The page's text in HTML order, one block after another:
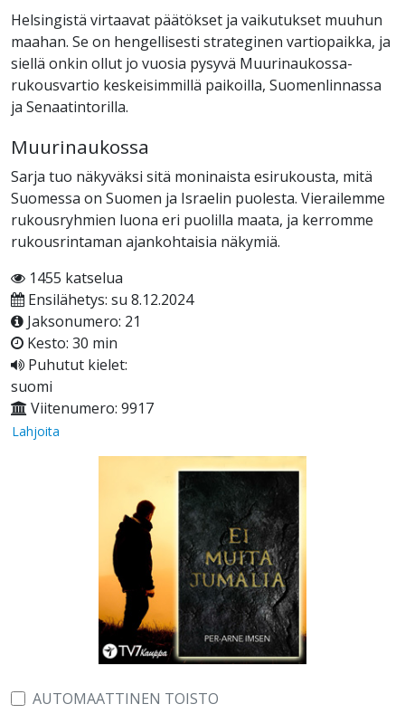
Helsingistä virtaavat päätökset ja vaikutukset muuhun
maahan. Se on hengellisesti strateginen vartiopaikka, ja
siellä onkin ollut jo vuosia pysyvä Muurinaukossa-
rukousvartio keskeisimmillä paikoilla, Suomenlinnassa
ja Senaatintorilla.
Muurinaukossa
Sarja tuo näkyväksi sitä moninaista esirukousta, mitä
Suomessa on Suomen ja Israelin puolesta. Vierailemme
rukousryhmien luona eri puolilla maata, ja kerromme
rukousrintaman ajankohtaisia näkymiä.
1455 katselua
Ensilähetys: su 8.12.2024
Jaksonumero: 21
Kesto: 30 min
Puhutut kielet:
suomi
Viitenumero: 9917
Lahjoita
AUTOMAATTINEN TOISTO